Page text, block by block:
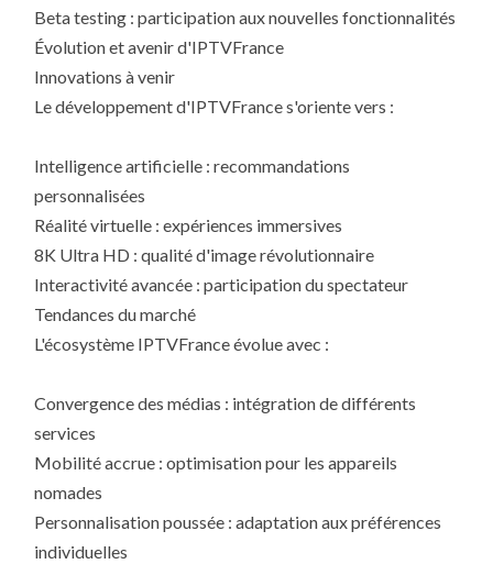
Beta testing : participation aux nouvelles fonctionnalités
Évolution et avenir d'IPTVFrance
Innovations à venir
Le développement d'IPTVFrance s'oriente vers :
Intelligence artificielle : recommandations
personnalisées
Réalité virtuelle : expériences immersives
8K Ultra HD : qualité d'image révolutionnaire
Interactivité avancée : participation du spectateur
Tendances du marché
L'écosystème IPTVFrance évolue avec :
Convergence des médias : intégration de différents
services
Mobilité accrue : optimisation pour les appareils
nomades
Personnalisation poussée : adaptation aux préférences
individuelles